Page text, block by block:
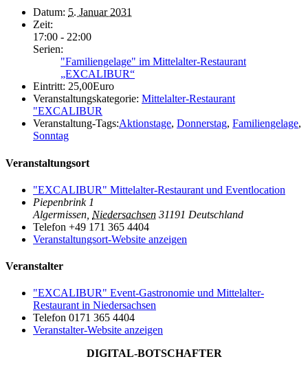
Datum: 5. Januar 2031
Zeit:
17:00 - 22:00
Serien:
"Familiengelage" im Mittelalter-Restaurant
„EXCALIBUR“
Eintritt: 25,00Euro
Veranstaltungskategorie: Mittelalter-Restaurant
"EXCALIBUR
Veranstaltung-Tags:Aktionstage, Donnerstag, Familiengelage,
Sonntag
Veranstaltungsort
"EXCALIBUR" Mittelalter-Restaurant und Eventlocation
Piepenbrink 1
Algermissen Niedersachsen 31191 Deutschland
Telefon +49 171 365 4404
Veranstaltungsort-Website anzeigen
Veranstalter
"EXCALIBUR" Event-Gastronomie und Mittelalter-
Restaurant in Niedersachsen
Telefon 0171 365 4404
Veranstalter-Website anzeigen
DIGITAL-BOTSCHAFTER